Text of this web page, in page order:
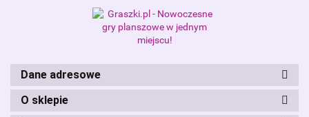
Alis Games – producent gier
planszowych i RPG
Dane adresowe
O sklepie